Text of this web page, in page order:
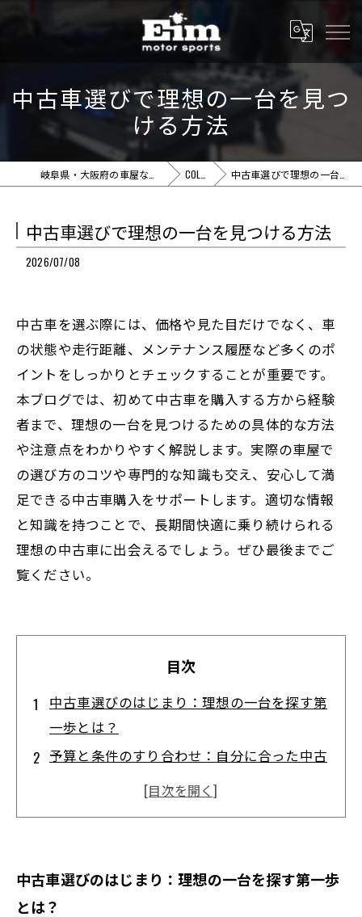
中古車選びで理想の一台を見つ
ける方法
COLUMN 中古車選びで理想の一台を見つける方法
中古車選びで理想の一台を見つける方法
2026/07/08
中古車を選ぶ際には、価格や見た目だけでなく、車
の状態や走行距離、メンテナンス履歴など多くのポ
イントをしっかりとチェックすることが重要です。
本ブログでは、初めて中古車を購入する方から経験
者まで、理想の一台を見つけるための具体的な方法
や注意点をわかりやすく解説します。実際の車屋で
の選び方のコツや専門的な知識も交え、安心して満
足できる中古車購入をサポートします。適切な情報
と知識を持つことで、長期間快適に乗り続けられる
理想の中古車に出会えるでしょう。ぜひ最後までご
覧ください。
目次
中古車選びのはじまり：理想の一台を探す第
一歩とは？
予算と条件のすり合わせ：自分に合った中古
方法を解説
中古車選びのはじまり：理想の一台を探す第一歩
とは？